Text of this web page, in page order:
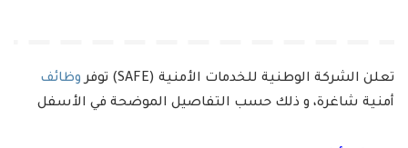
تعلن الشركة الوطنية للخدمات الأمنية (SAFE) توفر
وظائف
أمنية شاغرة، و ذلك حسب التفاصيل الموضحة في الأسفل